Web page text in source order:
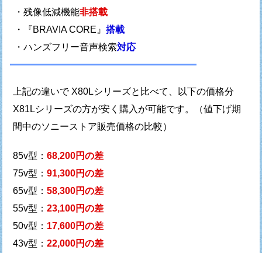
・残像低減機能非搭載
・『BRAVIA CORE』 搭載
・ハンズフリー音声検索対応
上記の違いで X80Lシリーズと比べて、
以下の価格分
X81Lシリーズの方が安く購入が可能です。
（値下げ期
間中のソニーストア販売価格の比較）
85v型： 68,200円の差
75v型： 91,300円の差
65v型： 58,300円の差
55v型： 23,100円の差
50v型： 17,600円の差
43v型： 22,000円の差